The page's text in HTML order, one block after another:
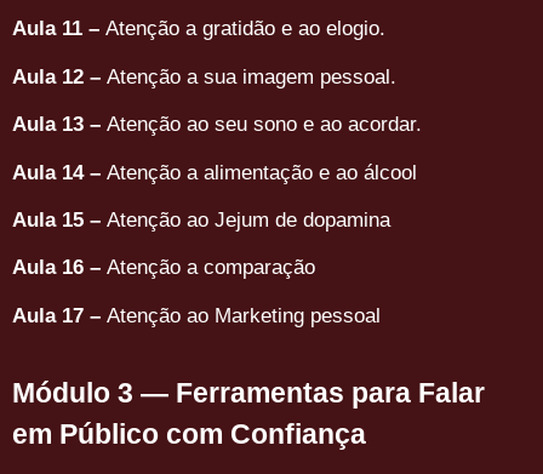
Aula 11 – Atenção a gratidão e ao elogio.
Aula 12 – Atenção a sua imagem pessoal.
Aula 13 – Atenção ao seu sono e ao acordar.
Aula 14 – Atenção a alimentação e ao álcool
Aula 15 – Atenção ao Jejum de dopamina
Aula 16 – Atenção a comparação
Aula 17 – Atenção ao Marketing pessoal
Módulo 3 — Ferramentas para Falar
em Público com Confiança